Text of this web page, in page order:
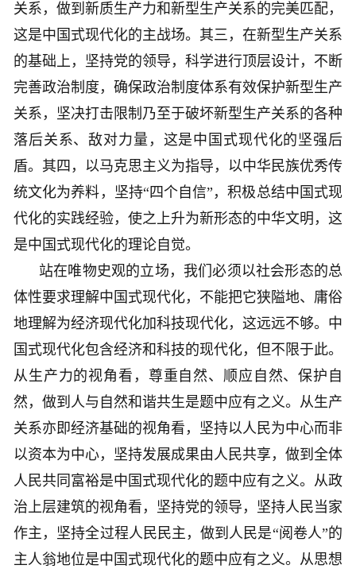
关系，做到新质生产力和新型生产关系的完美匹配，
这是中国式现代化的主战场。其三，在新型生产关系
的基础上，坚持党的领导，科学进行顶层设计，不断
完善政治制度，确保政治制度体系有效保护新型生产
关系，坚决打击限制乃至于破坏新型生产关系的各种
落后关系、敌对力量，这是中国式现代化的坚强后
盾。其四，以马克思主义为指导，以中华民族优秀传
统文化为养料，坚持“四个自信”，积极总结中国式现
代化的实践经验，使之上升为新形态的中华文明，这
是中国式现代化的理论自觉。
站在唯物史观的立场，我们必须以社会形态的总
体性要求理解中国式现代化，不能把它狭隘地、庸俗
地理解为经济现代化加科技现代化，这远远不够。中
国式现代化包含经济和科技的现代化，但不限于此。
从生产力的视角看，尊重自然、顺应自然、保护自
然，做到人与自然和谐共生是题中应有之义。从生产
关系亦即经济基础的视角看，坚持以人民为中心而非
以资本为中心，坚持发展成果由人民共享，做到全体
人民共同富裕是中国式现代化的题中应有之义。从政
治上层建筑的视角看，坚持党的领导，坚持人民当家
作主，坚持全过程人民民主，做到人民是“阅卷人”的
主人翁地位是中国式现代化的题中应有之义。从思想